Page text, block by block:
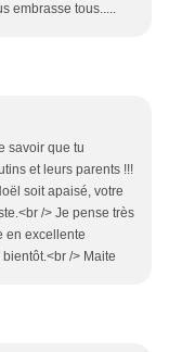
embrasse tous.....
savoir que tu
et leurs parents !!!
soit apaisé, votre
/> Je pense très
en excellente
/> Maite